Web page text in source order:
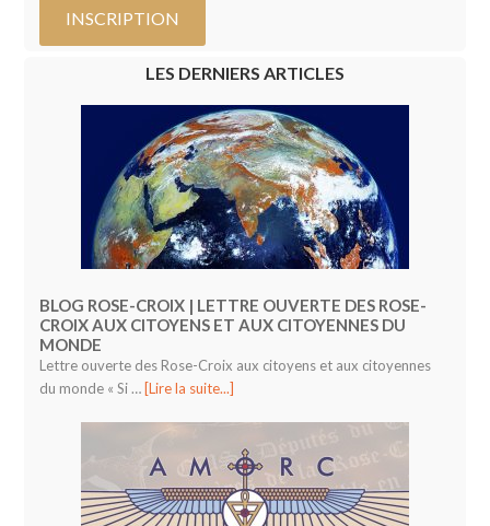
LES DERNIERS ARTICLES
BLOG ROSE-CROIX | LETTRE OUVERTE DES ROSE-
CROIX AUX CITOYENS ET AUX CITOYENNES DU
MONDE
Lettre ouverte des Rose-Croix aux citoyens et aux citoyennes
du monde « Si … [Lire la suite...]